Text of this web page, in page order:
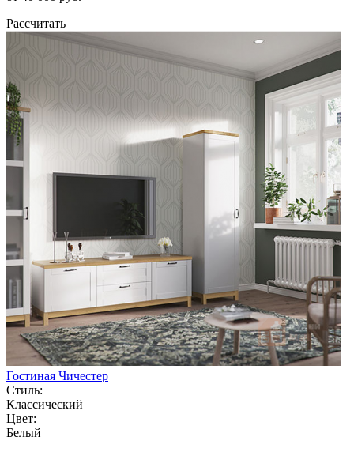
Рассчитать
Гостиная Чичестер
Стиль:
Классический
Цвет:
Белый